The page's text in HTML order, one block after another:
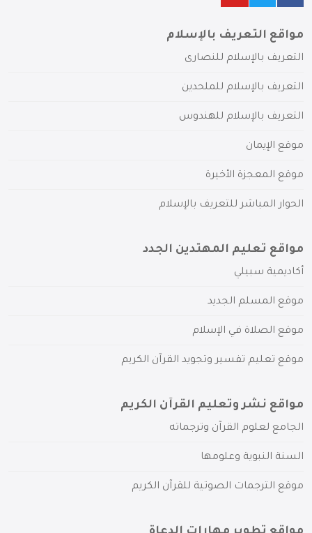
مواقع التعريف بالإسلام
التعريف بالإسلام للنصارى
التعريف بالإسلام للملحدين
التعريف بالإسلام للهندوس
موقع الإيمان
موقع المعجزة الأخيرة
الحوار المباشر للتعريف بالإسلام
مواقع تعليم المهتدين الجدد
أكاديمية سبيلي
موقع المسلم الجديد
موقع الصلاة في الإسلام
موقع تعليم تفسير وتجويد القرآن الكريم
مواقع نشر وتعليم القرآن الكريم
الجامع لعلوم القرآن وترجماته
السنة النبوية وعلومها
موقع الترجمات الصوتية للقرآن الكريم